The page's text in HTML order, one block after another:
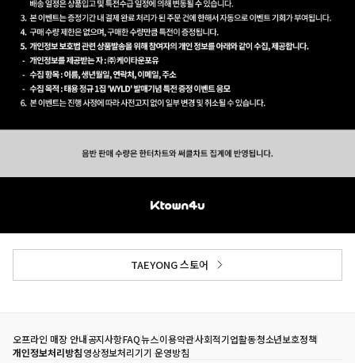
TAEYONG 스토어
오프라인 매장 안내공지사항FAQ뉴스이용약관사회적기업활동청소년보호정책
개인정보처리방침영상정보처리기기 운영방침